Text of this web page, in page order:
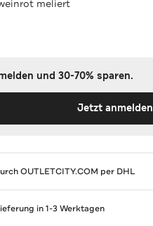
meliert
und 30-70% sparen.
Jetzt anmelden
OUTLETCITY.COM per DHL
in 1-3 Werktagen